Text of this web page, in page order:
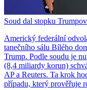
Soud dal stopku
Americký federální
tanečního sálu Bílého
Trump. Podle soudu je
(8,4 miliardy korun)
AP a Reuters. Ta krok
případu, který prověřuje